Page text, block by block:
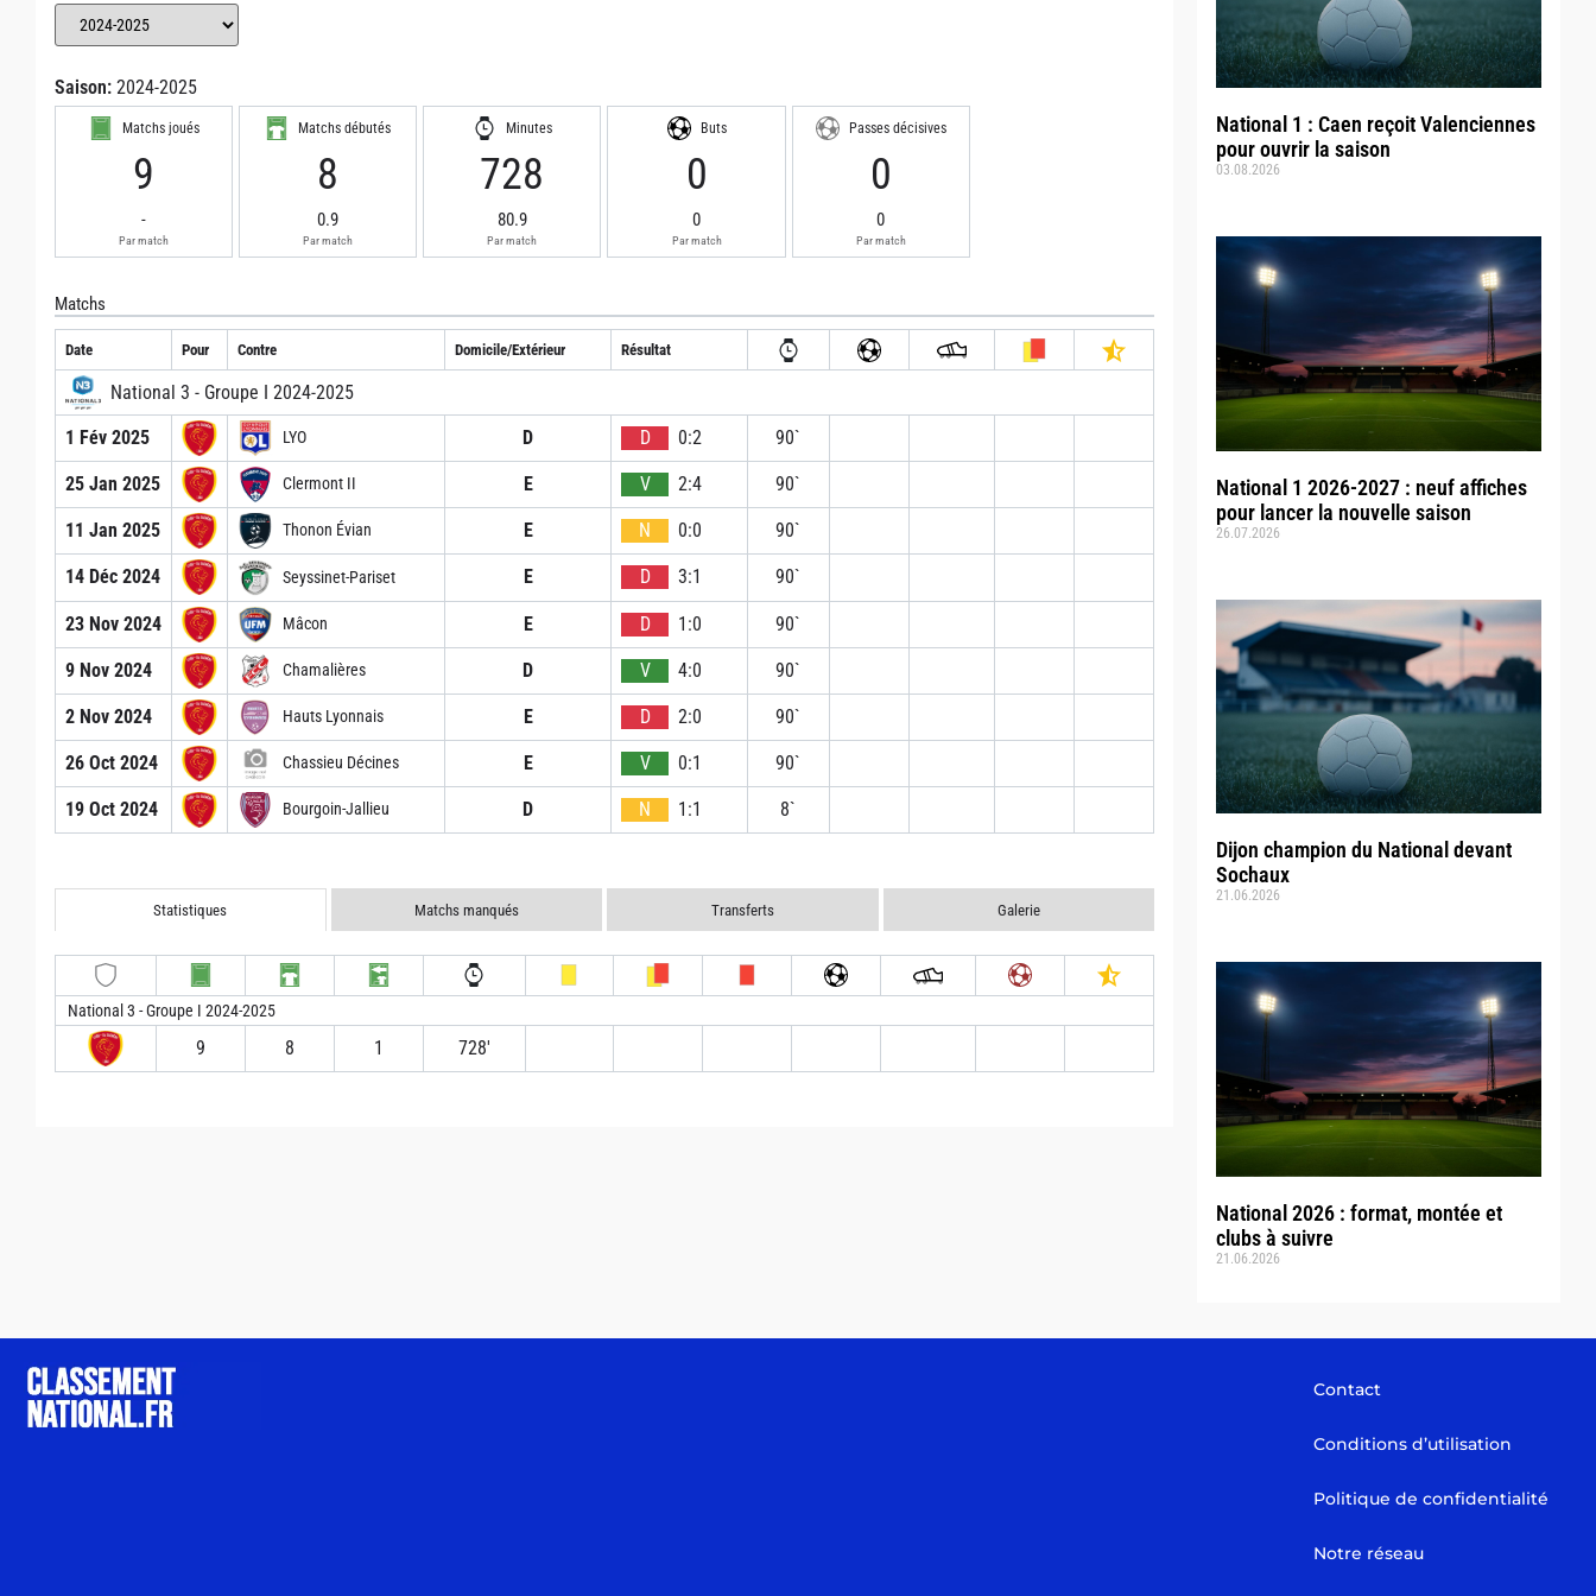
National 1 : Caen reçoit Valenciennes
pour ouvrir la saison
03.08.2026
National 1 2026-2027 : neuf affiches
pour lancer la nouvelle saison
26.07.2026
Dijon champion du National devant
Sochaux
21.06.2026
National 2026 : format, montée et
clubs à suivre
21.06.2026
Saison: 2024-2025
Matchs joués
9
-
Par match
Matchs débutés
8
0.9
Par match
Minutes
728
80.9
Par match
Buts
0
0
Par match
Passes décisives
0
0
Par match
Matchs
Date Pour Contre Domicile/Extérieur Résultat
National 3 - Groupe I 2024-2025
1 Fév 2025
LYO D D 0:2 90`
25 Jan 2025 Clermont II E V 2:4 90`
11 Jan 2025 Thonon Évian E N 0:0 90`
14 Déc 2024 Seyssinet-Pariset E D 3:1 90`
23 Nov 2024 Mâcon E D 1:0 90`
9 Nov 2024 Chamalières D V 4:0 90`
2 Nov 2024 Hauts Lyonnais E D 2:0 90`
26 Oct 2024 Chassieu Décines E V 0:1 90`
19 Oct 2024 Bourgoin-Jallieu D N 1:1 8`
Statistiques Matchs manqués Transferts Galerie
National 3 - Groupe I 2024-2025
9 8 1 728′
Contact
Conditions d’utilisation
Politique de confidentialité
Notre réseau